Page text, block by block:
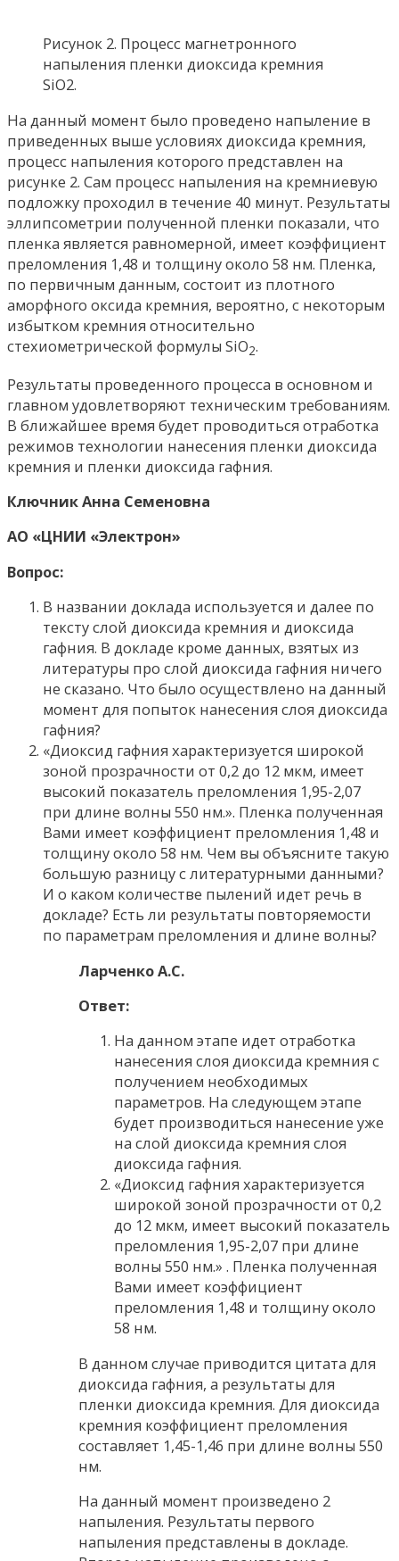
Рисунок 2. Процесс магнетронного
напыления пленки диоксида кремния
SiO2.
На данный момент было проведено напыление в
приведенных выше условиях диоксида кремния,
процесс напыления которого представлен на
рисунке 2. Сам процесс напыления на кремниевую
подложку проходил в течение 40 минут. Результаты
эллипсометрии полученной пленки показали, что
пленка является равномерной, имеет коэффициент
преломления 1,48 и толщину около 58 нм. Пленка,
по первичным данным, состоит из плотного
аморфного оксида кремния, вероятно, с некоторым
избытком кремния относительно
стехиометрической формулы SiO2.
Результаты проведенного процесса в основном и
главном удовлетворяют техническим требованиям.
В ближайшее время будет проводиться отработка
режимов технологии нанесения пленки диоксида
кремния и пленки диоксида гафния.
Ключник Анна Семеновна
АО «ЦНИИ «Электрон»
Вопрос:
В названии доклада используется и далее по
тексту слой диоксида кремния и диоксида
гафния. В докладе кроме данных, взятых из
литературы про слой диоксида гафния ничего
не сказано. Что было осуществлено на данный
момент для попыток нанесения слоя диоксида
гафния?
«Диоксид гафния характеризуется широкой
зоной прозрачности от 0,2 до 12 мкм, имеет
высокий показатель преломления 1,95-2,07
при длине волны 550 нм.». Пленка полученная
Вами имеет коэффициент преломления 1,48 и
толщину около 58 нм. Чем вы объясните такую
большую разницу с литературными данными?
И о каком количестве пылений идет речь в
докладе? Есть ли результаты повторяемости
по параметрам преломления и длине волны?
Ларченко А.С.
Ответ:
На данном этапе идет отработка
нанесения слоя диоксида кремния с
получением необходимых
параметров. На следующем этапе
будет производиться нанесение уже
на слой диоксида кремния слоя
диоксида гафния.
«Диоксид гафния характеризуется
широкой зоной прозрачности от 0,2
до 12 мкм, имеет высокий показатель
преломления 1,95-2,07 при длине
волны 550 нм.» . Пленка полученная
Вами имеет коэффициент
преломления 1,48 и толщину около
58 нм.
В данном случае приводится цитата для
диоксида гафния, а результаты для
пленки диоксида кремния. Для диоксида
кремния коэффициент преломления
составляет 1,45-1,46 при длине волны 550
нм.
На данный момент произведено 2
напыления. Результаты первого
напыления представлены в докладе.